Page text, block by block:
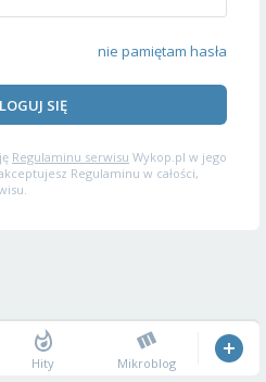
nie pamiętam hasła
SIĘ
Regulaminu serwisu Wykop.pl w jego
Regulaminu w całości,
Hity Mikroblog